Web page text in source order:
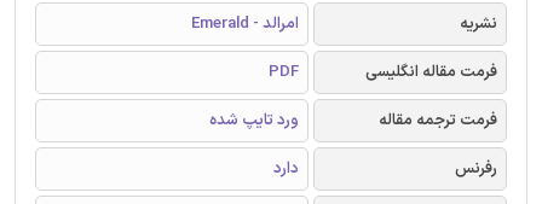
نشریه
امرالد - Emerald
فرمت مقاله انگلیسی
PDF
فرمت ترجمه مقاله
ورد تایپ شده
رفرنس
دارد